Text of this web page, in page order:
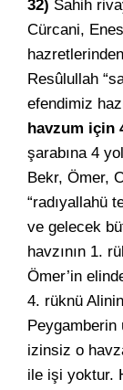
32) Sahih
Cürcani,
Resûlullah
efendimiz
havzum için
şarabına 4
Bekr, Ömer,
“radıyallahü
ve gelecek
havzının 1.
Ömer’in
4. rüknü
izinsiz o
ile işi yoktur.